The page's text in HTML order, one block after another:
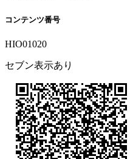
コンテンツ番号
HIO01020
セブン表示あり